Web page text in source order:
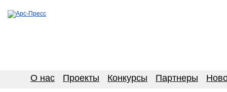
О нас Проекты Конкурсы Партнеры